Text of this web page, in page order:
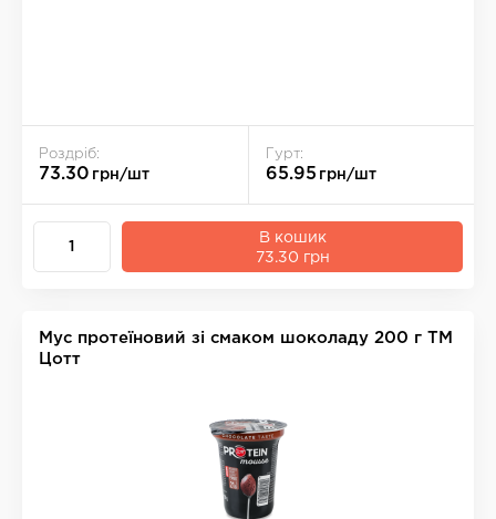
Роздріб:
73.30 грн/шт
Гурт:
65.95 грн/шт
В кошик
73.30 грн
Мус протеїновий зі смаком шоколаду 200 г ТМ
Цотт